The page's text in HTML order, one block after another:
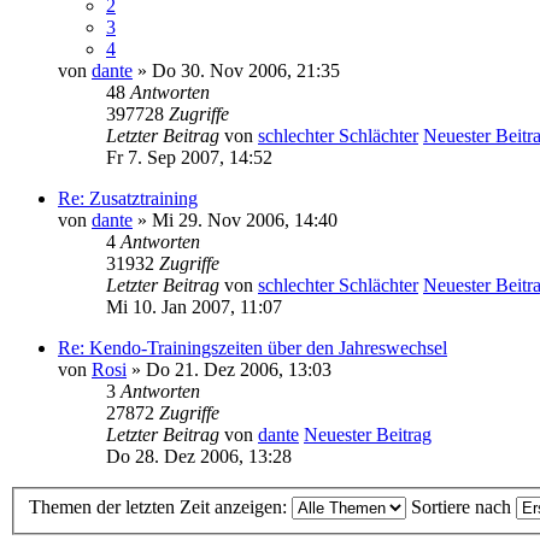
2
3
4
von dante » Do 30. Nov 2006, 21:35
48 Antworten
397728 Zugriffe
Letzter Beitrag von schlechter Schlächter Neuester
Fr 7. Sep 2007, 14:52
Re: Zusatztraining
von dante » Mi 29. Nov 2006, 14:40
4 Antworten
31932 Zugriffe
Letzter Beitrag von schlechter Schlächter Neuester
Mi 10. Jan 2007, 11:07
Re: Kendo-Trainingszeiten über den Jahreswechsel
von Rosi » Do 21. Dez 2006, 13:03
3 Antworten
27872 Zugriffe
Letzter Beitrag von dante Neuester Beitrag
Do 28. Dez 2006, 13:28
Themen der letzten Zeit anzeigen: Sortiere nach